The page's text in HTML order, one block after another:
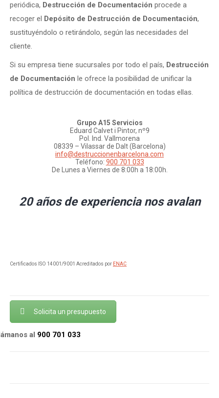
periódica, Destrucción de Documentación procede a
recoger el Depósito de Destrucción de Documentación,
sustituyéndolo o retirándolo, según las necesidades del
cliente.
Si su empresa tiene sucursales por todo el país, Destrucción
de Documentación le ofrece la posibilidad de unificar la
política de destrucción de documentación en todas ellas.
Grupo A15 Servicios
Eduard Calvet i Pintor, nº9
Pol. Ind. Vallmorena
08339 – Vilassar de Dalt (Barcelona)
info@destruccionenbarcelona.com
Teléfono: 900 701 033
De Lunes a Viernes de 8:00h a 18:00h.
20 años de experiencia nos avalan
Certificados ISO 14001/9001 Acreditados por ENAC
Solicita un presupuesto
al 900 701 033